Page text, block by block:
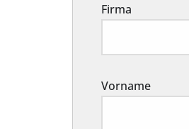
Firma
Vorname